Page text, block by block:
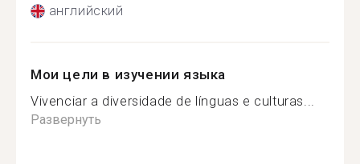
английский
Мои цели в изучении языка
Vivenciar a diversidade de línguas e culturas...
Развернуть